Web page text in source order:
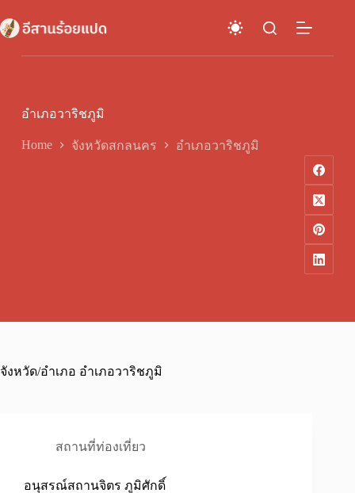
to
content
อำเภอวาริชภูมิ
Home จังหวัดสกลนคร อำเภอวาริชภูมิ
จังหวัด/อำเภอ อำเภอวาริชภูมิ
สถานที่ท่องเที่ยว
อนุสรณ์สถานจิตร ภูมิศักดิ์